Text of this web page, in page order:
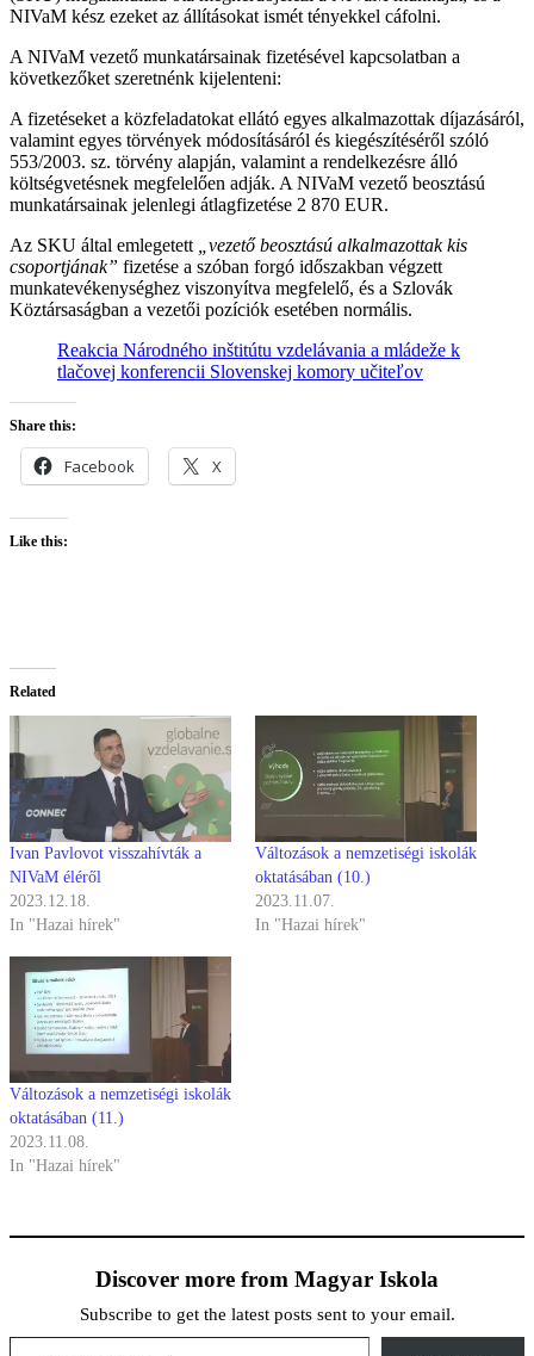
NIVaM kész ezeket az állításokat ismét tényekkel cáfolni.
A NIVaM vezető munkatársainak fizetésével kapcsolatban a
következőket szeretnénk kijelenteni:
A fizetéseket a közfeladatokat ellátó egyes alkalmazottak díjazásáról,
valamint egyes törvények módosításáról és kiegészítéséről szóló
553/2003. sz. törvény alapján, valamint a rendelkezésre álló
költségvetésnek megfelelően adják. A NIVaM vezető beosztású
munkatársainak jelenlegi átlagfizetése 2 870 EUR.
Az SKU által emlegetett
„vezető beosztású alkalmazottak kis
csoportjának” fizetése a szóban forgó időszakban végzett
munkatevékenységhez viszonyítva megfelelő, és a Szlovák
Köztársaságban a vezetői pozíciók esetében normális.
Reakcia Národného inštitútu vzdelávania a mládeže k
tlačovej konferencii Slovenskej komory učiteľov
Share this:
Facebook X
Like this:
Related
Ivan Pavlovot visszahívták a
NIVaM éléről
2023.12.18.
In "Hazai hírek"
Változások a nemzetiségi iskolák
oktatásában (10.)
2023.11.07.
In "Hazai hírek"
Változások a nemzetiségi iskolák
oktatásában (11.)
2023.11.08.
In "Hazai hírek"
Discover more from Magyar Iskola
Subscribe to get the latest posts sent to your email.
Type your email…